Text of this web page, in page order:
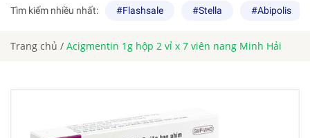
Tìm kiếm nhiều nhất: #Flashsale #Stella #Abipolis
Trang chủ / Acigmentin 1g hộp 2 vỉ x 7 viên nang Minh Hải